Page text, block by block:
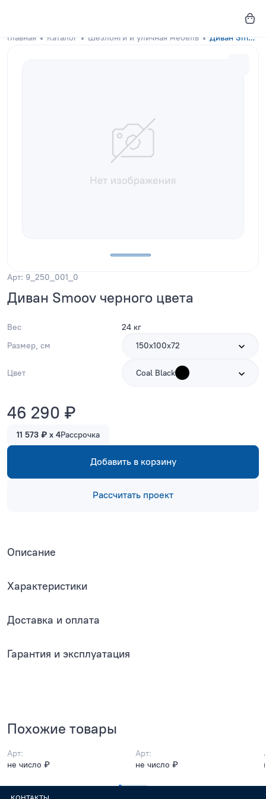
Главная Каталог Шезлонги и уличная мебель Диван Smoov Coal Black
Арт: 9_250_001_0
Диван Smoov черного цвета
Вес
24 кг
Размер, см
150х100х72
Цвет Coal Black
46 290 ₽
11 573 ₽ x 4Рассрочка
Добавить в корзину
Рассчитать проект
Описание
Характеристики
Доставка и оплата
Гарантия и эксплуатация
Похожие товары
Арт:
не число ₽
Арт:
не число ₽